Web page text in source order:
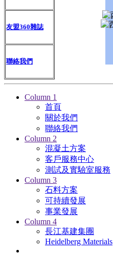
友盟360雜誌
聯絡我們
Column 1
首頁
關於我們
聯絡我們
Column 2
混凝土方案
客戶服務中心
測試及實驗室服務
Column 3
石料方案
可持續發展
事業發展
Column 4
長江基建集團
Heidelberg Materials